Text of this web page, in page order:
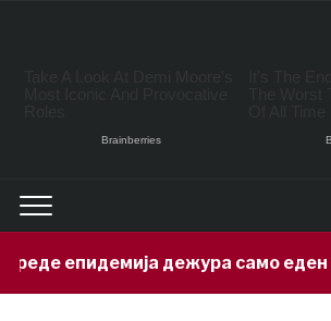
дежура само еден инфектолог